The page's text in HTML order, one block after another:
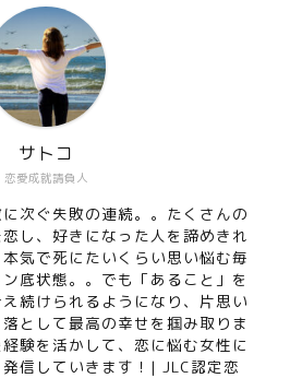
恋愛成就請負人
サトコ
次ぐ失敗の連続。。たくさんの
し、好きになった人を諦めきれ
気で死にたいくらい思い悩む毎
底状態。。でも「あること」を
続けられるようになり、片思い
として最高の幸せを掴み取りま
験を活かして、恋に悩む女性に
信していきます！| JLC認定恋